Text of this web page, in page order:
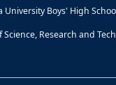
University Boys' High
Science, Research and